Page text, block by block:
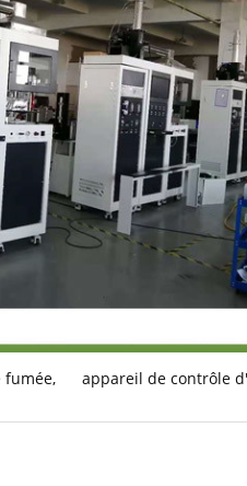
fumée, appareil de contrôle